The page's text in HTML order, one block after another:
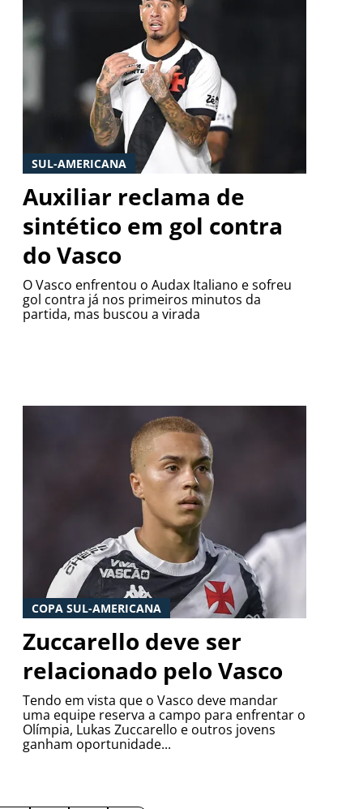
SUL-AMERICANA
Auxiliar reclama de
sintético em gol contra
do Vasco
O Vasco enfrentou o Audax Italiano e sofreu
gol contra já nos primeiros minutos da
partida, mas buscou a virada
COPA SUL-AMERICANA
Zuccarello deve ser
relacionado pelo Vasco
Tendo em vista que o Vasco deve mandar
uma equipe reserva a campo para enfrentar o
Olímpia, Lukas Zuccarello e outros jovens
ganham oportunidade...